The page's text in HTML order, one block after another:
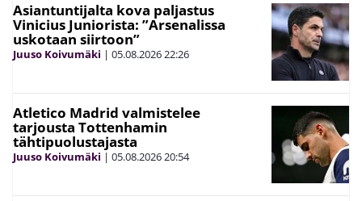
Asiantuntijalta kova paljastus
Vinicius Juniorista: ”Arsenalissa
uskotaan siirtoon”
Juuso Koivumäki | 05.08.202622:26
Atletico Madrid valmistelee
tarjousta Tottenhamin
tähtipuolustajasta
Juuso Koivumäki | 05.08.202620:54